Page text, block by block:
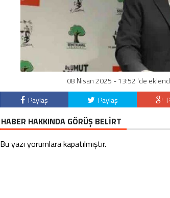
08 Nisan 2025 - 13:52 'de
Paylaş
Paylaş
HABER HAKKINDA GÖRÜŞ BELİRT
Bu yazı yorumlara kapatılmıştır.